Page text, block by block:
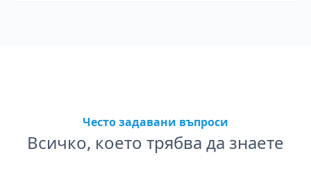
Често задавани въпроси
Всичко, което трябва да знаете